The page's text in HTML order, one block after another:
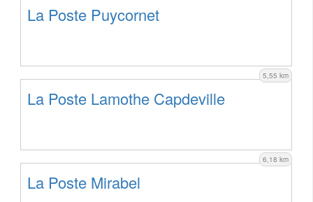
La Poste Puycornet
5,55 km
La Poste Lamothe Capdeville
6,18 km
La Poste Mirabel